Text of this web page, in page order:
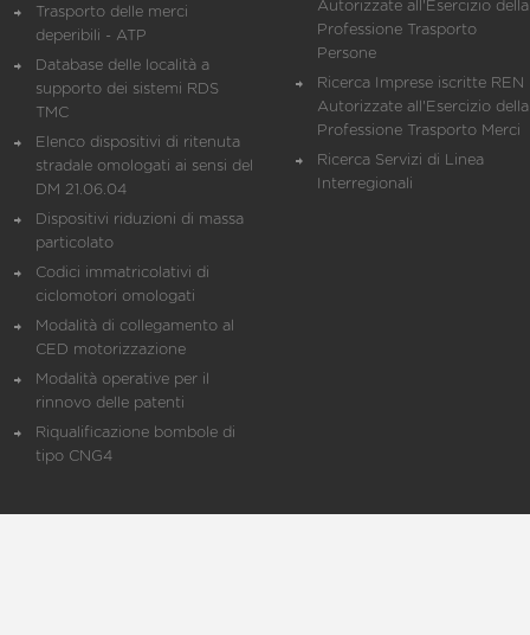
Trasporto delle merci
deperibili - ATP
Database delle località a
supporto dei sistemi RDS
TMC
Elenco dispositivi di ritenuta
stradale omologati ai sensi del
DM 21.06.04
Dispositivi riduzioni di massa
particolato
Codici immatricolativi di
ciclomotori omologati
Modalità di collegamento al
CED motorizzazione
Modalità operative per il
rinnovo delle patenti
Riqualificazione bombole di
tipo CNG4
Autorizzate all'Esercizio della
Professione Trasporto
Persone
Ricerca Imprese iscritte REN
Autorizzate all'Esercizio della
Professione Trasporto Merci
Ricerca Servizi di Linea
Interregionali